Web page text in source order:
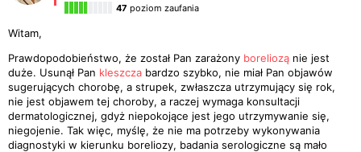
47 poziom zaufania
Witam,
Prawdopodobieństwo, że został Pan zarażony boreliozą nie jest
duże. Usunął Pan kleszcza bardzo szybko, nie miał Pan objawów
sugerujących chorobę, a strupek, zwłaszcza utrzymujący się rok,
nie jest objawem tej choroby, a raczej wymaga konsultacji
dermatologicznej, gdyż niepokojące jest jego utrzymywanie się,
niegojenie. Tak więc, myślę, że nie ma potrzeby wykonywania
diagnostyki w kierunku boreliozy, badania serologiczne są mało